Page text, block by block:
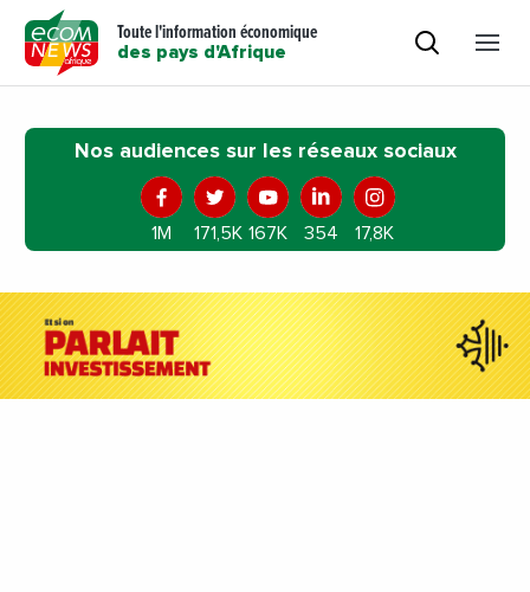
Toute l'information économique
des pays d'Afrique
Nos audiences sur les réseaux sociaux
1M 171,5K 167K 354 17,8K